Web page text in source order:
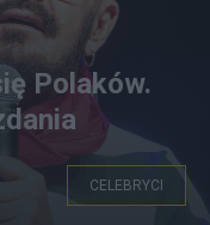
Polaków.
CELEBRYCI